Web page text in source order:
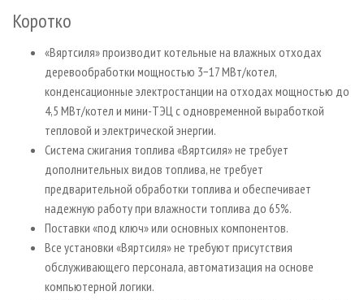
ДЕРЕВЯННОЕ ДОМОСТРОЕНИЕ
ПРОИЗВОДСТВО МЕБЕЛИ
БИОЭНЕРГЕТИКА
ЦБП
ИНСТРУМЕНТ И МАТЕРИАЛЫ
ОФИЦИАЛЬНЫЕ ДЕЛЕГАЦИИ
ПРИОРИТЕТНЫЕ ИНВЕСТПРОЕКТЫ
RUSSIAN FORESTRY REVIEW
ГАЗЕТА ЛЕСПРОМФОРУМ
БИБЛИОТЕКА СПЕЦИАЛИСТА
КОНТАКТЫ
РЕКЛАМА
Коротко
«Вяртсиля» производит котельные на влажных отходах
деревообработки мощностью 3−17 МВт/котел,
конденсационные электростанции на отходах мощностью до
4,5 МВт/котел и мини-ТЭЦ с одновременной выработкой
тепловой и электрической энергии.
Система сжигания топлива «Вяртсиля» не требует
дополнительных видов топлива, не требует
предварительной обработки топлива и обеспечивает
надежную работу при влажности топлива до 65%.
Поставки «под ключ» или основных компонентов.
Все установки «Вяртсиля» не требуют присутствия
обслуживающего персонала, автоматизация на основе
компьютерной логики.